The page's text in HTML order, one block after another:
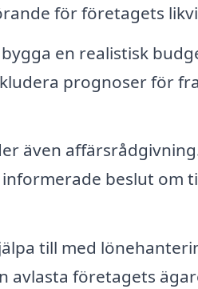
för företagets
en realistisk
prognoser för
även
beslut om
till med
företagets